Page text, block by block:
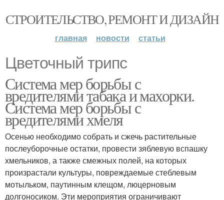
СТРОИТЕЛЬСТВО, РЕМОНТ И ДИЗАЙН
главная новости статьи
Цветочный трипс
Система мер борьбы с
вредителями табака и махорки.
Система мер борьбы с
вредителями хмеля
Осенью необходимо собрать и сжечь растительные
послеуборочные остатки, провести зяблевую вспашку
хмельников, а также смежных полей, на которых
произрастали культуры, повреждаемые стеблевым
мотыльком, паутинным клещом, люцерновым
долгоносиком. Эти мероприятия ограничивают